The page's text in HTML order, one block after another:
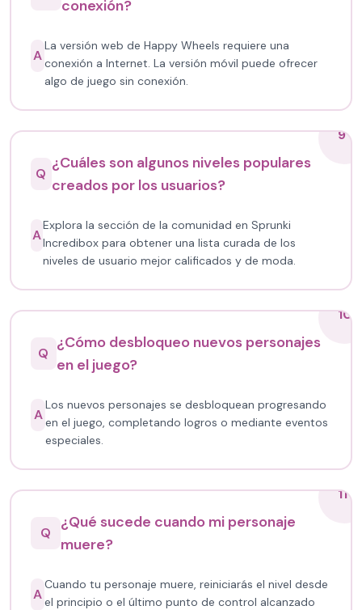
conexión?
A
La versión web de Happy Wheels requiere una
conexión a Internet. La versión móvil puede ofrecer
algo de juego sin conexión.
9
Q
¿Cuáles son algunos niveles populares
creados por los usuarios?
A
Explora la sección de la comunidad en Sprunki
Incredibox para obtener una lista curada de los
niveles de usuario mejor calificados y de moda.
10
Q
¿Cómo desbloqueo nuevos personajes
en el juego?
A
Los nuevos personajes se desbloquean progresando
en el juego, completando logros o mediante eventos
especiales.
11
Q
¿Qué sucede cuando mi personaje
muere?
A
Cuando tu personaje muere, reiniciarás el nivel desde
el principio o el último punto de control alcanzado